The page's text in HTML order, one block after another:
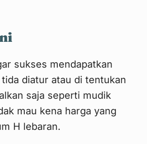
sukses mendapatkan
diatur atau di tentukan
saja seperti mudik
mau kena harga yang
H lebaran.